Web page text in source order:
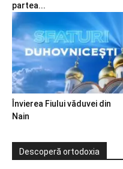
partea...
Învierea Fiului văduvei din
Nain
Descoperă ortodoxia